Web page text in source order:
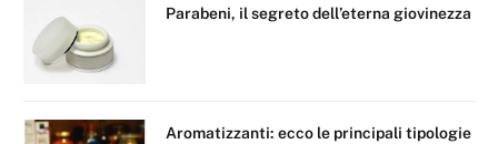
Parabeni, il segreto dell’eterna giovinezza
Aromatizzanti: ecco le principali tipologie